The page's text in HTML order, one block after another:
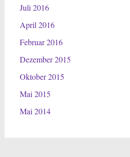
Juli 2016
April 2016
Februar 2016
Dezember 2015
Oktober 2015
Mai 2015
Mai 2014